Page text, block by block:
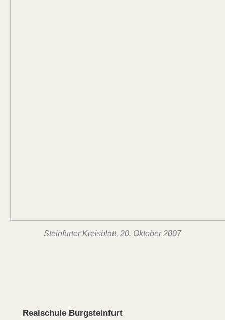
Steinfurter Kreisblatt, 20. Oktober 2007
Realschule Burgsteinfurt